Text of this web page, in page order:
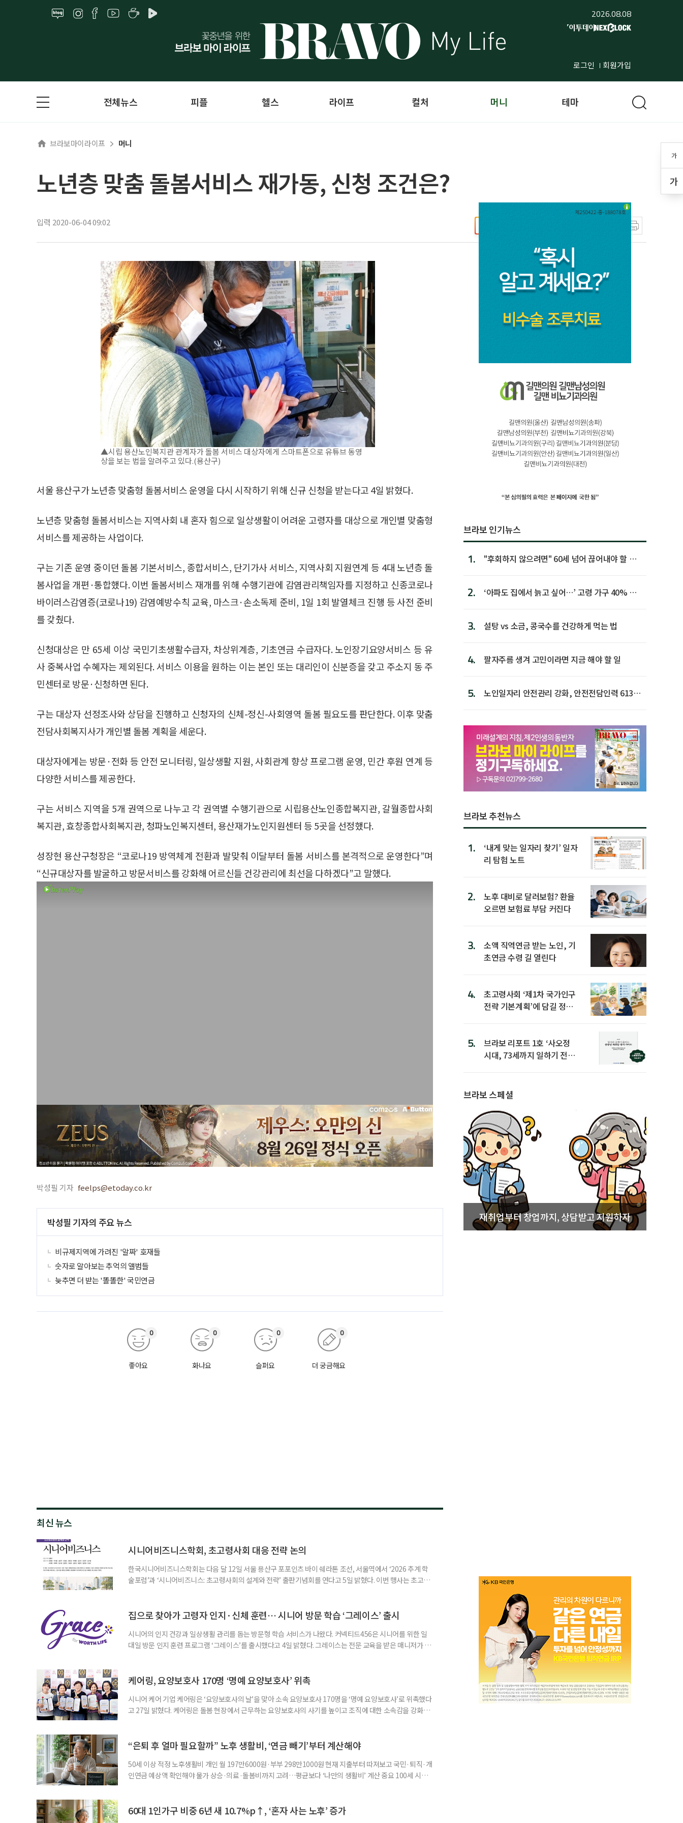
2026.08.08
로그인 회원가입
가
가
전체뉴스 피플 헬스 라이프 컬처 머니 테마
브라보마이라이프 머니
노년층 맞춤 돌봄서비스 재가동, 신청 조건은?
입력 2020-06-04 09:02
▲시립 용산노인복지관 관계자가 돌봄 서비스 대상자에게 스마트폰으로 유튜브 동영
상을 보는 법을 알려주고 있다.(용산구)
서울 용산구가 노년층 맞춤형 돌봄서비스 운영을 다시 시작하기 위해 신규 신청을 받는다고 4일 밝혔다.
노년층 맞춤형 돌봄서비스는 지역사회 내 혼자 힘으로 일상생활이 어려운 고령자를 대상으로 개인별 맞춤형
서비스를 제공하는 사업이다.
구는 기존 운영 중이던 돌봄 기본서비스, 종합서비스, 단기가사 서비스, 지역사회 지원연계 등 4대 노년층 돌
봄사업을 개편·통합했다. 이번 돌봄서비스 재개를 위해 수행기관에 감염관리책임자를 지정하고 신종코로나
바이러스감염증(코로나19) 감염예방수칙 교육, 마스크·손소독제 준비, 1일 1회 발열체크 진행 등 사전 준비
를 갖췄다.
신청대상은 만 65세 이상 국민기초생활수급자, 차상위계층, 기초연금 수급자다. 노인장기요양서비스 등 유
사 중복사업 수혜자는 제외된다. 서비스 이용을 원하는 이는 본인 또는 대리인이 신분증을 갖고 주소지 동 주
민센터로 방문·신청하면 된다.
구는 대상자 선정조사와 상담을 진행하고 신청자의 신체-정신-사회영역 돌봄 필요도를 판단한다. 이후 맞춤
전담사회복지사가 개인별 돌봄 계획을 세운다.
대상자에게는 방문·전화 등 안전 모니터링, 일상생활 지원, 사회관계 향상 프로그램 운영, 민간 후원 연계 등
다양한 서비스를 제공한다.
구는 서비스 지역을 5개 권역으로 나누고 각 권역별 수행기관으로 시립용산노인종합복지관, 갈월종합사회
복지관, 효창종합사회복지관, 청파노인복지센터, 용산재가노인지원센터 등 5곳을 선정했다.
성장현 용산구청장은 “코로나19 방역체계 전환과 발맞춰 이달부터 돌봄 서비스를 본격적으로 운영한다”며
“신규대상자를 발굴하고 방문서비스를 강화해 어르신들 건강관리에 최선을 다하겠다”고 말했다.
박성필 기자 feelps@etoday.co.kr
박성필 기자의 주요 뉴스
비규제지역에 가려진 '알짜' 호재들
숫자로 알아보는 추억의 앨범들
늦추면 더 받는 '똘똘한' 국민연금
좋아요
0
화나요
0
슬퍼요
0
더 궁금해요
0
최신 뉴스
시니어비즈니스학회, 초고령사회 대응 전략 논의
한국시니어비즈니스학회는 다음 달 12일 서울 용산구 포포인츠 바이 쉐라톤 조선, 서울역에서 ‘2026 추계 학
술포럼’과 ‘시니어비즈니스: 초고령사회의 설계와 전략’ 출판기념회를 연다고 5일 밝혔다. 이번 행사는 초고령
계하다’를 주제로 기조강연을 한다. 이어 공동저자들이 돌봄과 금융, 헬스케어, 여가, 식품, 디지털 기술 등
집으로 찾아가 고령자 인지·신체 훈련… 시니어 방문 학습 ‘그레이스’ 출시
시니어의 인지 건강과 일상생활 관리를 돕는 방문형 학습 서비스가 나왔다. 커넥티드456은 시니어를 위한 일
대일 방문 인지 훈련 프로그램 ‘그레이스’를 출시했다고 4일 밝혔다. 그레이스는 전문 교육을 받은 매니저가 주
사용하는 자체 개발 워크북이 활용된다. 문제는 기억력과 주의집중력, 언어능력, 시공간 능력, 계산 능
케어링, 요양보호사 170명 ‘명예 요양보호사’ 위촉
시니어 케어 기업 케어링은 ‘요양보호사의 날’을 맞아 소속 요양보호사 170명을 ‘명예 요양보호사’로 위촉했다
고 27일 밝혔다. 케어링은 돌봄 현장에서 근무하는 요양보호사의 사기를 높이고 조직에 대한 소속감을 강화하
점에서 선정된 요양보호사들에게 위촉장과 감사 편지를 전달했다. 우수 요양보호사들이 현장에서 쌓은 돌봄
“은퇴 후 얼마 필요할까” 노후 생활비, ‘연금 빼기’부터 계산해야
50세 이상 적정 노후생활비 개인 월 197만6000원·부부 298만1000원 현재 지출부터 따져보고 국민·퇴직·개
인연금 예상액 확인해야 물가 상승·의료·돌봄비까지 고려…평균보다 ‘나만의 생활비’ 계산 중요 100세 시대
준비의 출발점이라는 조언이 나온다. 조고은 하나금융연구소 하나더넥스트연구센터 수석연구원은 은퇴
60대 1인가구 비중 6년 새 10.7%p↑, ‘혼자 사는 노후’ 증가
브라보 인기뉴스
1.
"후회하지 않으려면" 60세 넘어 끊어내야 할 사
2.
‘아파도 집에서 늙고 싶어…’ 고령 가구 40% 노
3. 설탕 vs 소금, 콩국수를 건강하게 먹는 법
4. 팔자주름 생겨 고민이라면 지금 해야 할 일
5.
노인일자리 안전관리 강화, 안전전담인력 613명
브라보 추천뉴스
1.
‘내게 맞는 일자리 찾기’ 일자
리 탐험 노트
2.
노후 대비로 달러보험? 환율
오르면 보험료 부담 커진다
3.
소액 직역연금 받는 노인, 기
초연금 수령 길 열린다
4.
초고령사회 ‘제1차 국가인구
전략 기본계획’에 담길 정책
5.
브라보 리포트 1호 ‘사오정
시대, 73세까지 일하기 전략’
브라보 스페셜
재취업부터 창업까지, 상담받고 지원하자